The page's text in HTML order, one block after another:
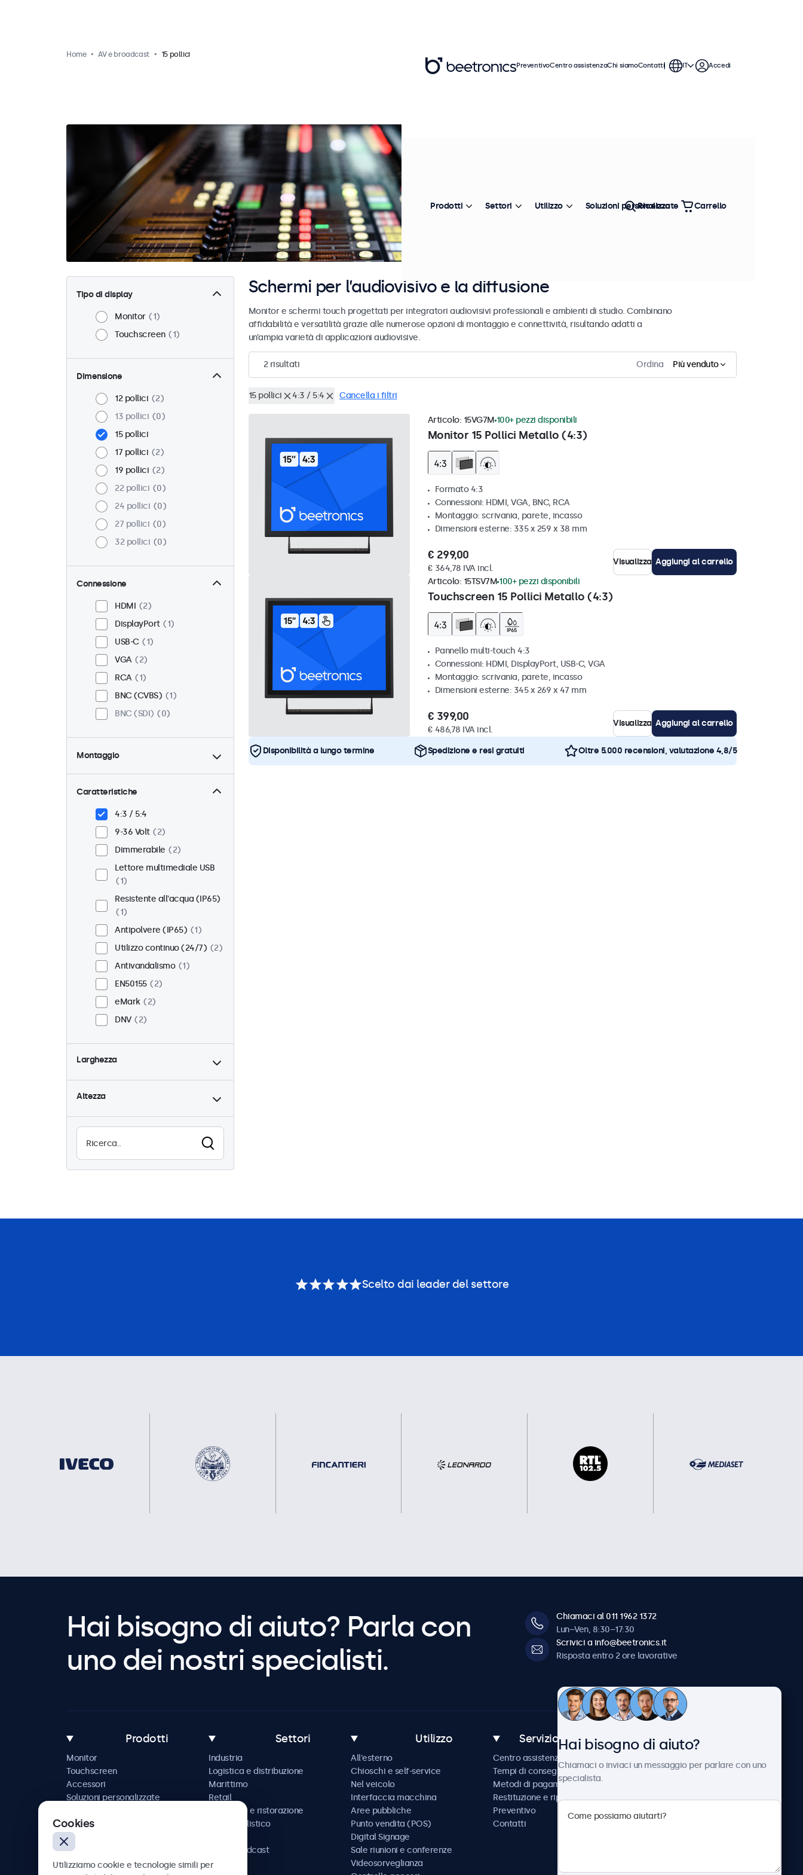
Home AV e broadcast 15 pollici
Tipo di display
Monitor
1
Touchscreen
1
Dimensione
12 pollici
2
13 pollici
0
15 pollici
17 pollici
2
19 pollici
2
22 pollici
0
24 pollici
0
27 pollici
0
32 pollici
0
Connessione
HDMI
2
DisplayPort
1
USB-C
1
VGA
2
RCA
1
BNC (CVBS)
1
BNC (SDI)
0
Montaggio
Scrivania
2
Parete
Incasso
Montaggio rack (19 Pollici)
VESA 100 x 100
Caratteristiche
4:3 / 5:4
9-36 Volt
2
Dimmerabile
2
Lettore multimediale USB
1
Resistente all'acqua (IP65)
1
Antipolvere (IP65)
1
Utilizzo continuo (24/7)
2
Antivandalismo
1
EN50155
2
eMark
2
DNV
2
Larghezza
Altezza
Schermi per l’audiovisivo e la diffusione
Monitor e schermi touch progettati per integratori audiovisivi professionali e ambienti di studio. Combinano
affidabilità e versatilità grazie alle numerose opzioni di montaggio e connettività, risultando adatti a
un’ampia varietà di applicazioni audiovisive.
2risultati Ordina Più venduto
15 pollici 4:3 / 5:4 Cancella i filtri
Monitor 15 Pollici Metallo (4:3)
Articolo: 15VG7M 100+ pezzi disponibili
Formato 4:3
Connessioni: HDMI, VGA, BNC, RCA
Montaggio: scrivania, parete, incasso
Dimensioni esterne: 335 x 259 x 38 mm
€ 299,00
€ 364,78 IVA incl.
Visualizza Aggiungi al carrello
Touchscreen 15 Pollici Metallo (4:3)
Articolo: 15TSV7M 100+ pezzi disponibili
Pannello multi-touch 4:3
Connessioni: HDMI, DisplayPort, USB-C, VGA
Montaggio: scrivania, parete, incasso
Dimensioni esterne: 345 x 269 x 47 mm
€ 399,00
€ 486,78 IVA incl.
Visualizza Aggiungi al carrello
Disponibilità a lungo termine Spedizione e resi gratuiti Oltre 5.000 recensioni, valutazione 4,8/5
PreventivoCentro assistenzaChi siamoContatti IT Accedi
Prodotti Settori Utilizzo Soluzioni personalizzate
Ricerca Carrello
Scelto dai leader del settore
Hai bisogno di aiuto? Parla con
uno dei nostri specialisti.
Chiamaci al 011 1962 1372
Lun–Ven, 8:30–17:30
Scrivici a info@beetronics.it
Risposta entro 2 ore lavorative
Prodotti
Monitor
Touchscreen
Accessori
Soluzioni personalizzate
Settori
Industria
Logistica e distribuzione
Marittimo
Retail
Ospitalità e ristorazione
Automobilistico
AV e broadcast
Sanità
Utilizzo
All'esterno
Chioschi e self-service
Nel veicolo
Interfaccia macchina
Aree pubbliche
Punto vendita (POS)
Digital Signage
Sale riunioni e conferenze
Videosorveglianza
Servizio Clienti
Centro assistenza
Tempi di consegna
Metodi di pagamento
Restituzione e riparazione
Preventivo
Contatti
Chi siamo
Notizie e aggiornamenti
Beetronics
Lavora con noi
Hai bisogno di aiuto?
Chiamaci o inviaci un messaggio per parlare con uno
specialista.
Cookies
Utilizziamo cookie e tecnologie simili per